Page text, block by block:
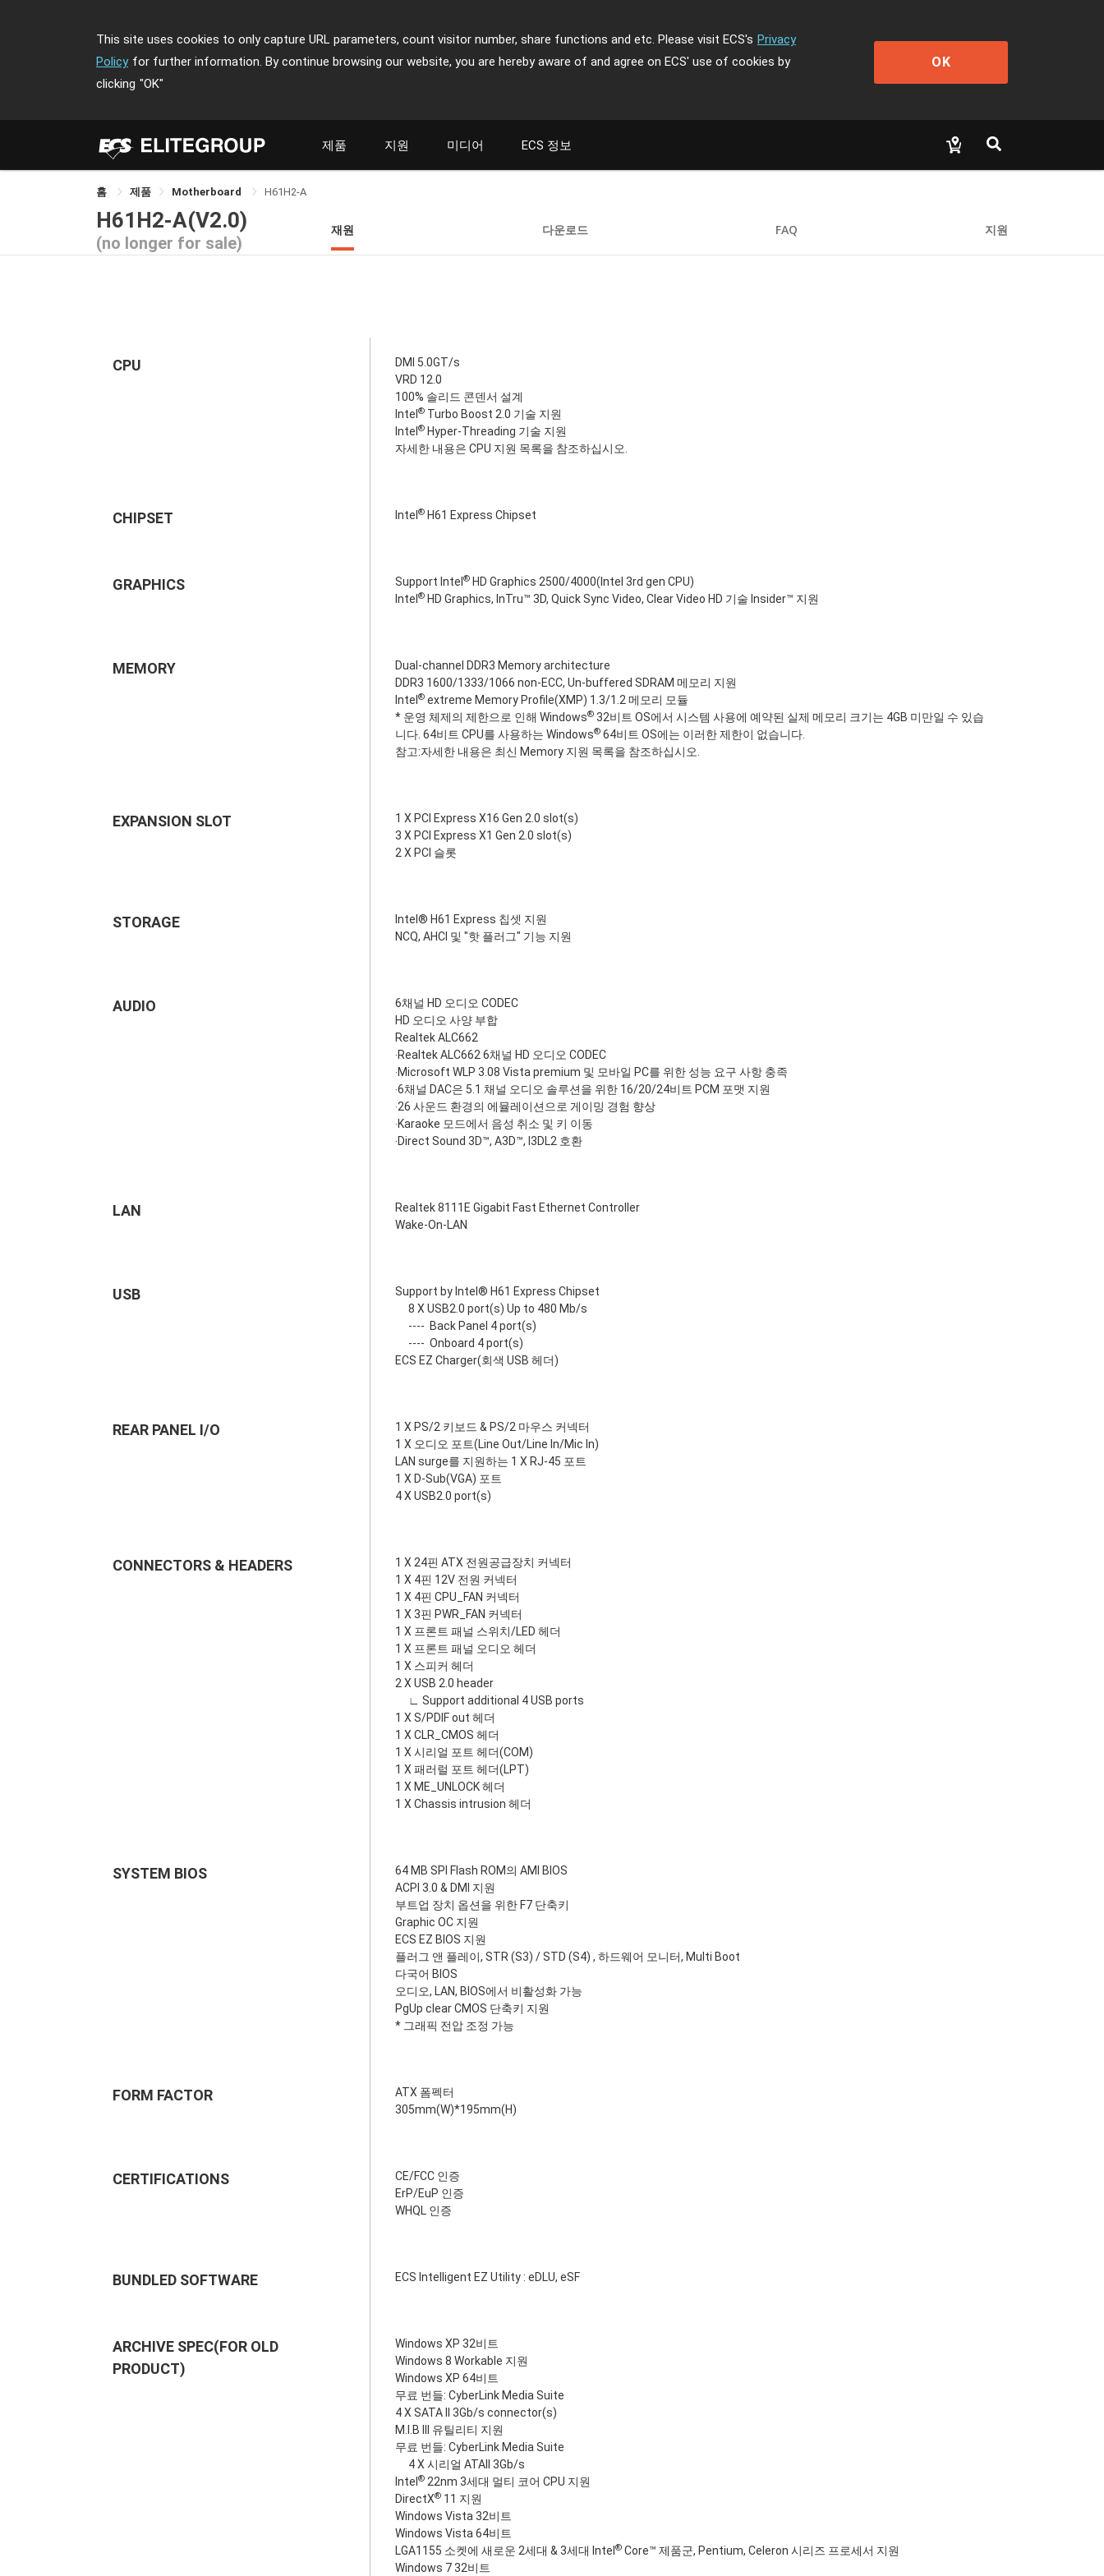
This site uses cookies to only capture URL parameters, count visitor number, share functions and etc. Please visit ECS's Privacy
Policy for further information. By continue browsing our website, you are hereby aware of and agree on ECS' use of cookies by
clicking "OK"
OK
제품 지원 미디어 ECS 정보
홈 제품 Motherboard H61H2-A
H61H2-A(V2.0)
(no longer for sale)
재원 다운로드 FAQ 지원
CPU
DMI 5.0GT/s
VRD 12.0
100% 솔리드 콘덴서 설계
Intel ® Turbo Boost 2.0 기술 지원
Intel ® Hyper-Threading 기술 지원
자세한 내용은 CPU 지원 목록을 참조하십시오.
CHIPSET Intel ® H61 Express Chipset
GRAPHICS Support Intel ® HD Graphics 2500/4000(Intel 3rd gen CPU)
Intel ® HD Graphics, InTru™ 3D, Quick Sync Video, Clear Video HD 기술 Insider™ 지원
MEMORY
Dual-channel DDR3 Memory architecture
DDR3 1600/1333/1066 non-ECC, Un-buffered SDRAM 메모리 지원
Intel ® extreme Memory Profile(XMP) 1.3/1.2 메모리 모듈
* 운영 체제의 제한으로 인해 Windows® 32비트 OS에서 시스템 사용에 예약된 실제 메모리 크기는 4GB 미만일 수 있습
니다. 64비트 CPU를 사용하는 Windows® 64비트 OS에는 이러한 제한이 없습니다.
참고:자세한 내용은 최신 Memory 지원 목록을 참조하십시오.
EXPANSION SLOT
1 X PCI Express X16 Gen 2.0 slot(s)
3 X PCI Express X1 Gen 2.0 slot(s)
2 X PCI 슬롯
STORAGE
Intel® H61 Express 칩셋 지원
NCQ, AHCI 및 "핫 플러그" 기능 지원
AUDIO
6채널 HD 오디오 CODEC
HD 오디오 사양 부합
Realtek ALC662
‧Realtek ALC662 6채널 HD 오디오 CODEC
‧Microsoft WLP 3.08 Vista premium 및 모바일 PC를 위한 성능 요구 사항 충족
‧6채널 DAC은 5.1 채널 오디오 솔루션을 위한 16/20/24비트 PCM 포맷 지원
‧26 사운드 환경의 에뮬레이션으로 게이밍 경험 향상
‧Karaoke 모드에서 음성 취소 및 키 이동
‧Direct Sound 3D™, A3D™, I3DL2 호환
LAN
Realtek 8111E Gigabit Fast Ethernet Controller
Wake-On-LAN
USB
Support by Intel® H61 Express Chipset
8 X USB2.0 port(s) Up to 480 Mb/s
---- Back Panel 4 port(s)
---- Onboard 4 port(s)
ECS EZ Charger(회색 USB 헤더)
REAR PANEL I/O
1 X PS/2 키보드 & PS/2 마우스 커넥터
1 X 오디오 포트(Line Out/Line In/Mic In)
LAN surge를 지원하는 1 X RJ-45 포트
1 X D-Sub(VGA) 포트
4 X USB2.0 port(s)
CONNECTORS & HEADERS
1 X 24핀 ATX 전원공급장치 커넥터
1 X 4핀 12V 전원 커넥터
1 X 4핀 CPU_FAN 커넥터
1 X 3핀 PWR_FAN 커넥터
1 X 프론트 패널 스위치/LED 헤더
1 X 프론트 패널 오디오 헤더
1 X 스피커 헤더
2 X USB 2.0 header
∟ Support additional 4 USB ports
1 X S/PDIF out 헤더
1 X CLR_CMOS 헤더
1 X 시리얼 포트 헤더(COM)
1 X 패러럴 포트 헤더(LPT)
1 X ME_UNLOCK 헤더
1 X Chassis intrusion 헤더
SYSTEM BIOS
64 MB SPI Flash ROM의 AMI BIOS
ACPI 3.0 & DMI 지원
부트업 장치 옵션을 위한 F7 단축키
Graphic OC 지원
ECS EZ BIOS 지원
플러그 앤 플레이, STR (S3) / STD (S4) , 하드웨어 모니터, Multi Boot
다국어 BIOS
오디오, LAN, BIOS에서 비활성화 가능
PgUp clear CMOS 단축키 지원
* 그래픽 전압 조정 가능
FORM FACTOR
ATX 폼펙터
305mm(W)*195mm(H)
CERTIFICATIONS
CE/FCC 인증
ErP/EuP 인증
WHQL 인증
BUNDLED SOFTWARE ECS Intelligent EZ Utility : eDLU, eSF
ARCHIVE SPEC(FOR OLD
PRODUCT)
Windows XP 32비트
Windows 8 Workable 지원
Windows XP 64비트
무료 번들: CyberLink Media Suite
4 X SATA II 3Gb/s connector(s)
M.I.B III 유틸리티 지원
무료 번들: CyberLink Media Suite
4 X 시리얼 ATAII 3Gb/s
Intel ® 22nm 3세대 멀티 코어 CPU 지원
DirectX® 11 지원
Windows Vista 32비트
Windows Vista 64비트
LGA1155 소켓에 새로운 2세대 & 3세대 Intel ® Core™ 제품군, Pentium, Celeron 시리즈 프로세서 지원
Windows 7 32비트